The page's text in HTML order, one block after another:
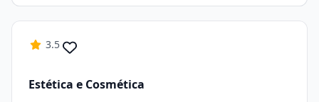
3.5
Estética e Cosmética